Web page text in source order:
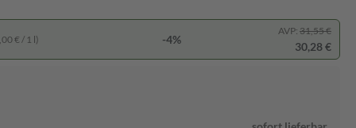
€ / 1 l) -4%
AVP: 31,55 €
30,28 €